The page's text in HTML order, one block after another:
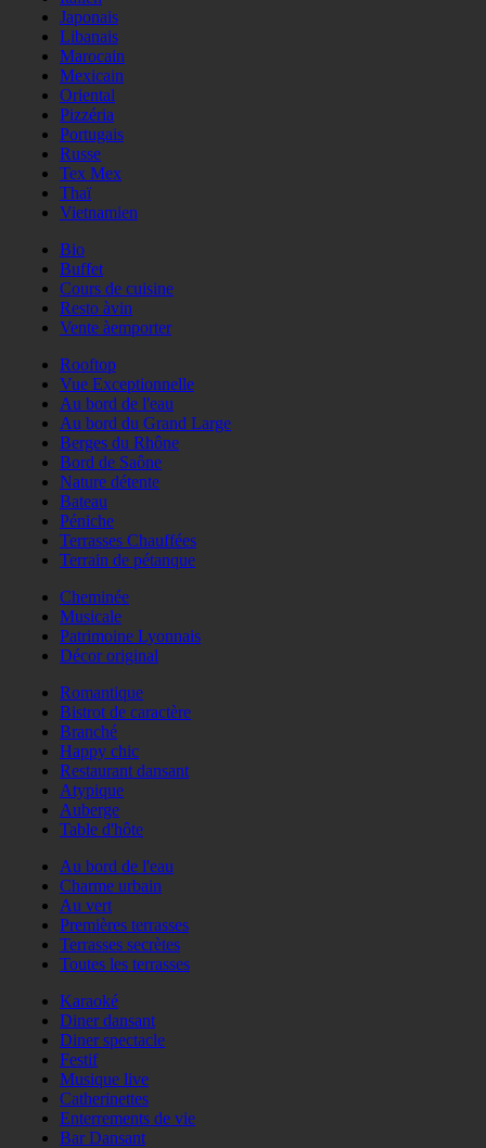
Japonais
Libanais
Marocain
Mexicain
Oriental
Pizzéria
Portugais
Russe
Tex Mex
Thaï
Vietnamien
Bio
Buffet
Cours de cuisine
Resto àvin
Vente àemporter
Rooftop
Vue Exceptionnelle
Au bord de l'eau
Au bord du Grand Large
Berges du Rhône
Bord de Saône
Nature détente
Bateau
Péniche
Terrasses Chauffées
Terrain de pétanque
Cheminée
Musicale
Patrimoine Lyonnais
Décor original
Romantique
Bistrot de caractère
Branché
Happy chic
Restaurant dansant
Atypique
Auberge
Table d'hôte
Au bord de l'eau
Charme urbain
Au vert
Premières terrasses
Terrasses secrètes
Toutes les terrasses
Karaoké
Diner dansant
Diner spectacle
Festif
Musique live
Catherinettes
Enterrements de vie
Bar Dansant